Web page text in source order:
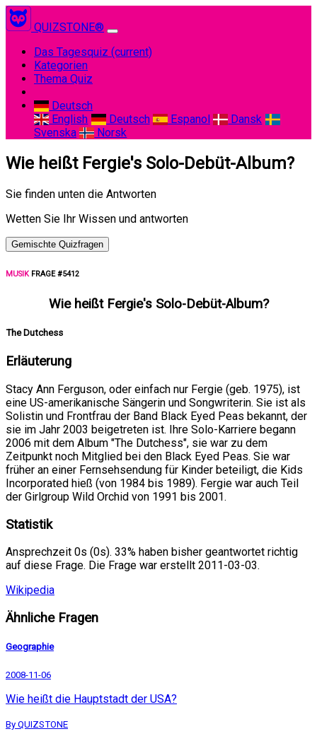
QUIZSTONE®
Das Tagesquiz (current)
Kategorien
Thema Quiz
Deutsch
English
Deutsch Espanol
Dansk
Svenska
Norsk
Wie heißt Fergie's Solo-Debüt-Album?
Sie finden unten die Antworten
Wetten Sie Ihr Wissen und antworten
Gemischte Quizfragen
MUSIKFRAGE #5412
Wie heißt Fergie's Solo-Debüt-Album?
The Dutchess
Erläuterung
Stacy Ann Ferguson, oder einfach nur Fergie (geb. 1975), ist
eine US-amerikanische Sängerin und Songwriterin. Sie ist als
Solistin und Frontfrau der Band Black Eyed Peas bekannt, der
sie im Jahr 2003 beigetreten ist. Ihre Solo-Karriere begann
2006 mit dem Album "The Dutchess", sie war zu dem
Zeitpunkt noch Mitglied bei den Black Eyed Peas. Sie war
früher an einer Fernsehsendung für Kinder beteiligt, die Kids
Incorporated hieß (von 1984 bis 1989). Fergie war auch Teil
der Girlgroup Wild Orchid von 1991 bis 2001.
Statistik
Ansprechzeit 0s (0s). 33% haben bisher geantwortet richtig
auf diese Frage. Die Frage war erstellt 2011-03-03.
Wikipedia
Ähnliche Fragen
Geographie
2008-11-06
Wie heißt die Hauptstadt der USA?
By QUIZSTONE